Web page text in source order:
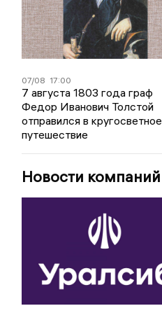
07/08 17:00
7 августа 1803 года граф
Федор Иванович Толстой
отправился в кругосветное
путешествие
Новости компаний